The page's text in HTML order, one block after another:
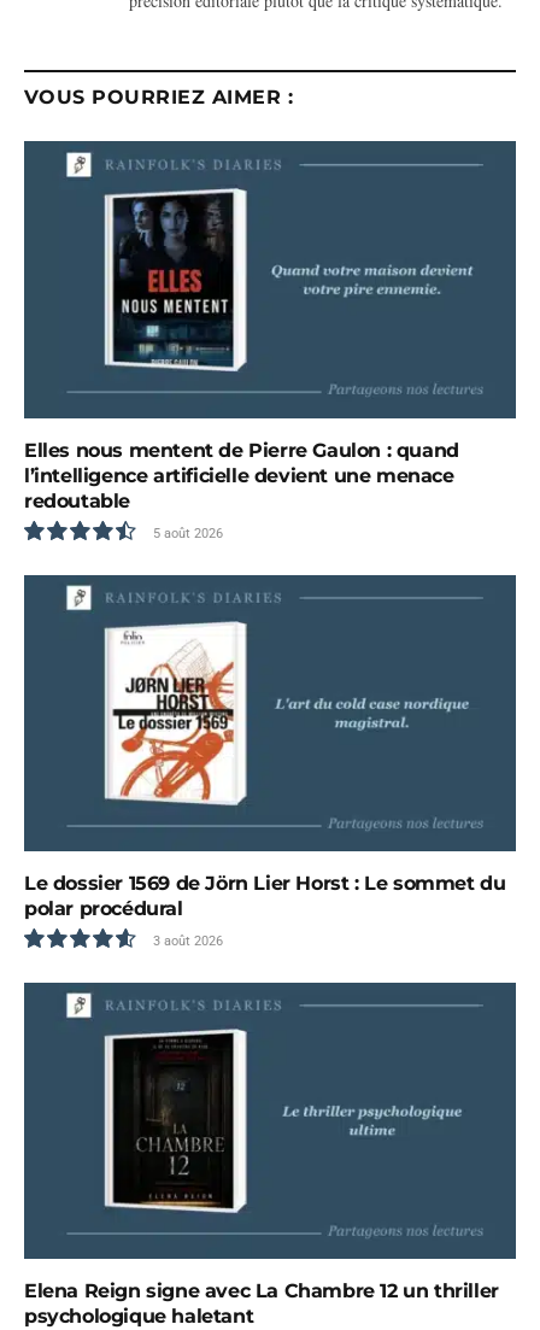
VOUS POURRIEZ AIMER :
Elles nous mentent de Pierre Gaulon : quand
l’intelligence artificielle devient une menace
redoutable
9.0
5 août 2026
Le dossier 1569 de Jörn Lier Horst : Le sommet du
polar procédural
9.3
3 août 2026
Elena Reign signe avec La Chambre 12 un thriller
psychologique haletant